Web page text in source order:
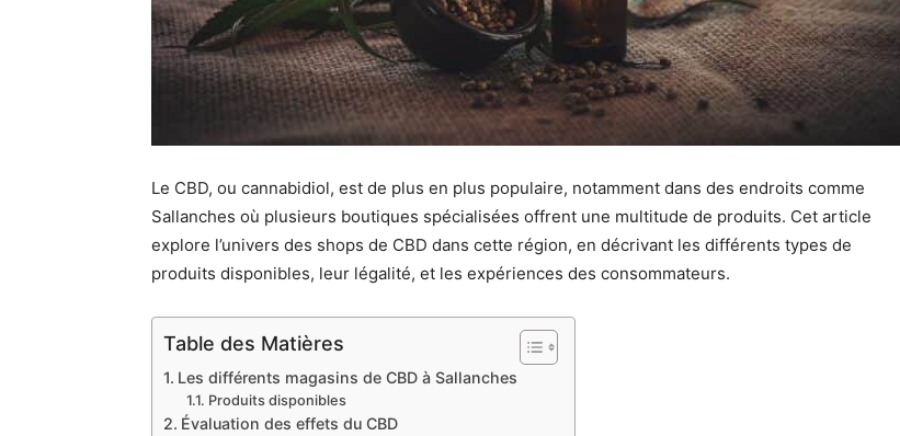
Le CBD, ou cannabidiol, est de plus en plus populaire, notamment dans des endroits comme
Sallanches où plusieurs boutiques spécialisées offrent une multitude de produits. Cet article
explore l’univers des shops de CBD dans cette région, en décrivant les différents types de
produits disponibles, leur légalité, et les expériences des consommateurs.
Table des Matières
Les différents magasins de CBD à Sallanches
Produits disponibles
Évaluation des effets du CBD